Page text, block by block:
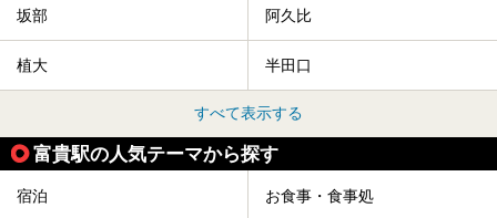
坂部 阿久比
植大 半田口
すべて表示する
富貴駅の人気テーマから探す
宿泊 お食事・食事処